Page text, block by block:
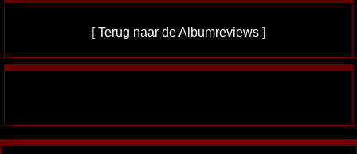
[Terug naar de Albumreviews ]